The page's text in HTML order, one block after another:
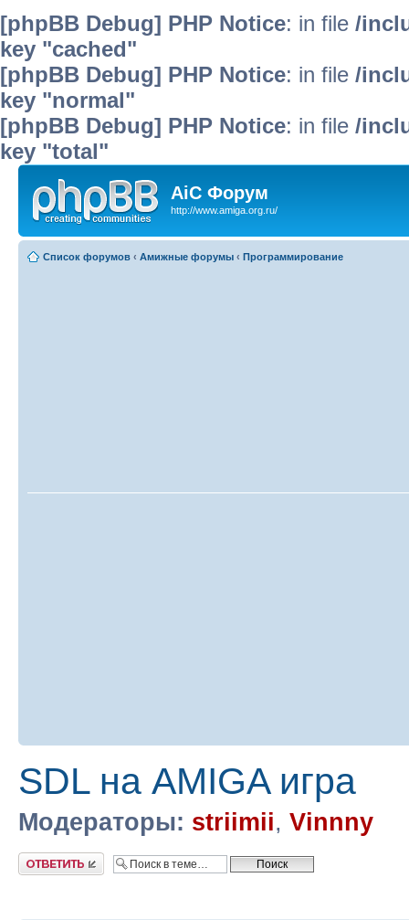
[phpBB Debug] PHP Notice: in file /
key "cached"
[phpBB Debug] PHP Notice: in file /
key "normal"
[phpBB Debug] PHP Notice: in file /
key "total"
AiC Форум
http://www.amiga.org.ru/
Список форумов ‹ Амижные форумы ‹ Программирование
SDL на AMIGA игра
Модераторы: striimii, Vinnny
Ответить